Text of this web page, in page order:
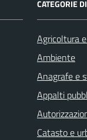
CATEGORIE
Agricoltura
Ambiente
Anagrafe e
Appalti
Catasto e